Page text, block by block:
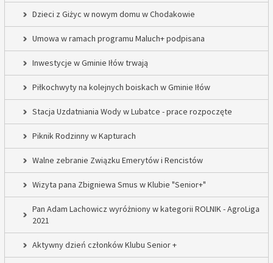
Dzieci z Giżyc w nowym domu w Chodakowie
Umowa w ramach programu Maluch+ podpisana
Inwestycje w Gminie Iłów trwają
Piłkochwyty na kolejnych boiskach w Gminie Iłów
Stacja Uzdatniania Wody w Lubatce - prace rozpoczęte
Piknik Rodzinny w Kapturach
Walne zebranie Związku Emerytów i Rencistów
Wizyta pana Zbigniewa Smus w Klubie "Senior+"
Pan Adam Lachowicz wyróżniony w kategorii ROLNIK - AgroLiga
2021
Aktywny dzień członków Klubu Senior +